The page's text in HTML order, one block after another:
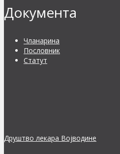
Документа
Чланарина
Пословник
Статут
Друштво лекара Војводине